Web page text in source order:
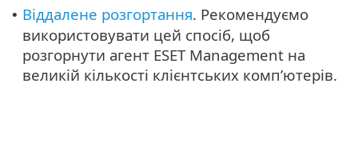
• Віддалене розгортання. Рекомендуємо
використовувати цей спосіб, щоб
розгорнути агент ESET Management на
великій кількості клієнтських комп’ютерів.